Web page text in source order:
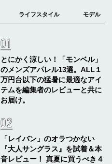
とにかく涼しい！「モンベル」
のメンズアパレル13選。ALL１
万円台以下の猛暑に最適なアイ
テムを編集者のレビューと共に
お届け。
「レイバン」のオラつかない
『大人サングラス』を試着＆本
音レビュー！ 真夏に買うべき４